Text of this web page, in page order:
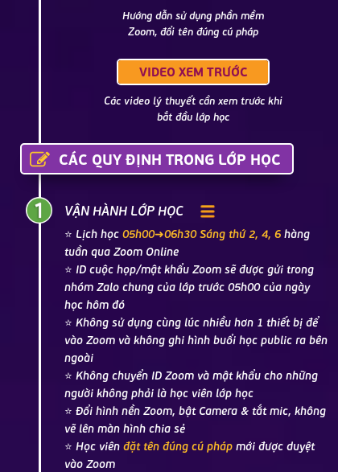
VẬN HÀNH LỚP HỌC
⭐ Lịch học 05h00➜06h30 Sáng thứ 2, 4, 6hàng
tuần qua Zoom Online
⭐ ID cuộc họp/mật khẩu Zoom sẽ được gửi trong
nhóm Zalo chung của lớp trước 05h00 của ngày
học hôm đó
⭐ Không sử dụng cùng lúc nhiều hơn 1 thiết bị để
vào Zoom và không ghi hình buổi học public ra bên
ngoài
⭐ Không chuyển ID Zoom và mật khẩu cho những
người không phải là học viên lớp học
⭐ Đổi hình nền Zoom, bật Camera & tắt mic, không
vẽ lên màn hình chia sẻ
⭐ Học viên đặt tên đúng cú phápmới được duyệt
vào Zoom
CÁC QUY ĐỊNH TRONG LỚP HỌC
Hướng dẫn sử dụng phần mềm
Zoom, đổi tên đúng cú pháp
VIDEO XEM TRƯỚC
Các video lý thuyết cần xem trước khi
bắt đầu lớp học